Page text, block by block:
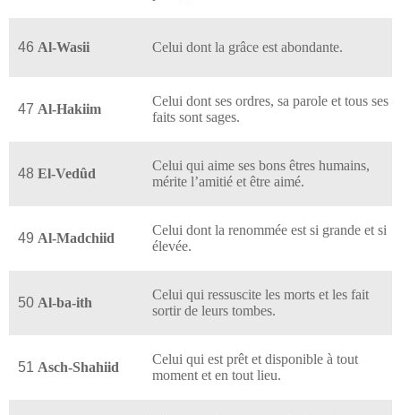
46 Al-Wasii Celui dont la grâce est abondante.
47 Al-Hakiim
Celui dont ses ordres, sa parole et tous ses
faits sont sages.
48 El-Vedûd
Celui qui aime ses bons êtres humains,
mérite l’amitié et être aimé.
49 Al-Madchiid
Celui dont la renommée est si grande et si
élevée.
50 Al-ba-ith
Celui qui ressuscite les morts et les fait
sortir de leurs tombes.
51 Asch-Shahiid
Celui qui est prêt et disponible à tout
moment et en tout lieu.